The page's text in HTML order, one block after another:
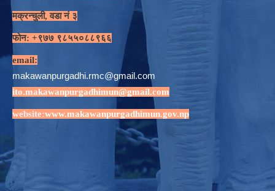
मक्रन्चुली, वडा नं ३
फोन: +९७७ ९८५५०८८९६६
email:
makawanpurgadhi.rmc@gmail.com
ito.makawanpurgadhimun@gmail.com
website:www.makawanpurgadhimun.gov.np